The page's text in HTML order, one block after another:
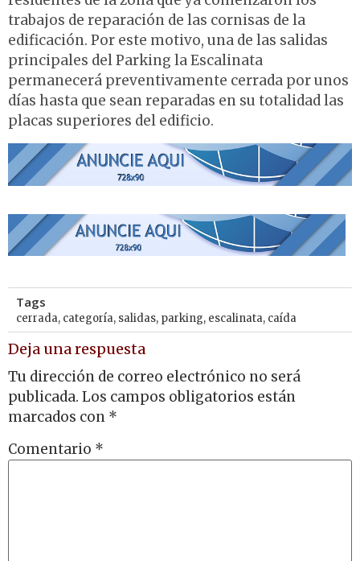
trabajos de reparación de las cornisas de la
edificación. Por este motivo, una de las salidas
principales del Parking la Escalinata
permanecerá preventivamente cerrada por unos
días hasta que sean reparadas en su totalidad las
placas superiores del edificio.
Tags
cerrada, categoría, salidas, parking, escalinata, caída
Deja una respuesta
Tu dirección de correo electrónico no será
publicada. Los campos obligatorios están
marcados con *
Comentario *